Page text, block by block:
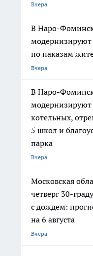
Вчера
В Наро-
по наказам
Вчера
В Наро-
модернизируют
котельных,
5 школ и
парка
Вчера
Московская
четверг 30-
с дождем:
на 6 августа
Вчера